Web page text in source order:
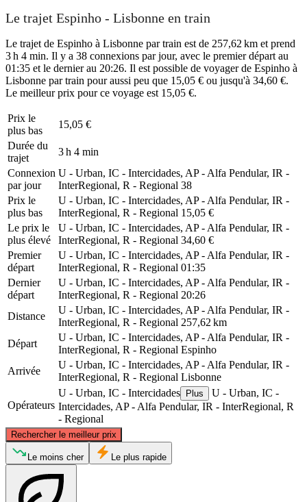
Le trajet Espinho - Lisbonne en train
Le trajet de Espinho à Lisbonne par train est de 257,62 km et prend
3 h 4 min. Il y a 38 connexions par jour, avec le premier départ au
01:35 et le dernier au 20:26. Il est possible de voyager de Espinho à
Lisbonne par train pour aussi peu que 15,05 € ou jusqu'à 34,60 €.
Le meilleur prix pour ce voyage est 15,05 €.
Prix ​​le
plus bas
15,05 €
Durée du
trajet
3 h 4 min
Connexion
par jour
U - Urban, IC - Intercidades, AP - Alfa Pendular, IR -
InterRegional, R - Regional 38
Prix ​​le
plus bas
U - Urban, IC - Intercidades, AP - Alfa Pendular, IR -
InterRegional, R - Regional 15,05 €
Le prix le
plus élevé
U - Urban, IC - Intercidades, AP - Alfa Pendular, IR -
InterRegional, R - Regional 34,60 €
Premier
départ
U - Urban, IC - Intercidades, AP - Alfa Pendular, IR -
InterRegional, R - Regional 01:35
Dernier
départ
U - Urban, IC - Intercidades, AP - Alfa Pendular, IR -
InterRegional, R - Regional 20:26
Distance
U - Urban, IC - Intercidades, AP - Alfa Pendular, IR -
InterRegional, R - Regional 257,62 km
Départ
U - Urban, IC - Intercidades, AP - Alfa Pendular, IR -
InterRegional, R - Regional Espinho
Arrivée
U - Urban, IC - Intercidades, AP - Alfa Pendular, IR -
InterRegional, R - Regional Lisbonne
Opérateurs
U - Urban, IC - Intercidades Plus
U - Urban, IC -
Intercidades, AP - Alfa Pendular, IR - InterRegional, R
- Regional
Rechercher le meilleur prix
Espinho
Le moins cher Le plus rapide